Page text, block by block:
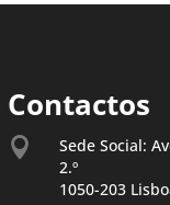
Contactos

Sede Social:
2.º
1050-203